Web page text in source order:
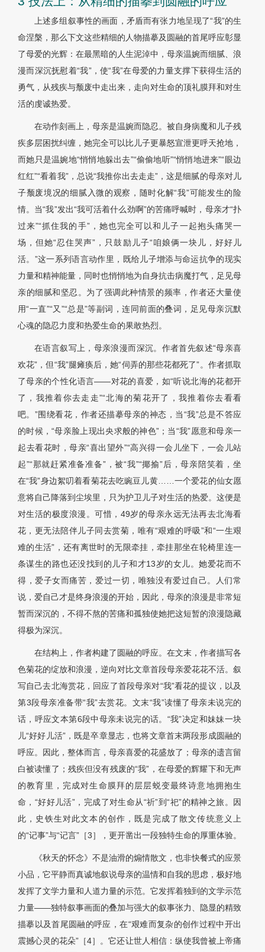
上述多组叙事性的画面，矛盾而有张力地呈现了“我”的生
命涅槃，那么下文这些精细的人物描摹及圆融的首尾呼应彰显
了母爱的光辉：在最黑暗的人生泥淖中，母亲温婉而细腻、浪
漫而深沉抚慰着“我”，使“我”在母爱的力量支撑下获得生活的
勇气，从残疾与颓废中走出来，走向对生命的顶礼膜拜和对生
活的虔诚热爱。
在动作刻画上，母亲是温婉而隐忍。被自身病魔和儿子残
疾多层困扰纠缠，她完全可以比儿子更暴怒宣泄更呼天抢地，
而她只是温婉地“悄悄地躲出去”“偷偷地听”“悄悄地进来”“眼边
红红”“看着我”，总说“我推你出去走走”，这是细腻的母亲对儿
子颓废境况的细腻入微的观察，随时化解“我”可能发生的险
情。当“我”发出“我可活着什么劲啊”的苦痛呼喊时，母亲才“扑
过来”“抓住我的手”，她也完全可以和儿子一起抱头痛哭一
场，但她“忍住哭声”，只鼓励儿子“咱娘俩一块儿，好好儿
活。”这一系列语言动作里，既给儿子增添与命运抗争的现实
力量和精神能量，同时也悄悄地为自身抗击病魔打气，足见母
亲的细腻和坚忍。为了强调此种情景的频率，作者还大量使
用“一直”“又”“总是”等副词，连同前面的叠词，足见母亲沉默
心魂的隐忍力度和热爱生命的果敢热烈。
在语言叙写上，母亲浪漫而深沉。作者首先叙述“母亲喜
欢花”，但“我”腿瘫痪后，她“伺弄的那些花都死了”。作者抓取
了母亲的个性化语言——对花的喜爱，如“听说北海的花都开
了，我推着你去走走”“北海的菊花开了，我推着你去看看
吧。”围绕看花，作者还描摹母亲的神态，当“我”总是不答应
的时候，“母亲脸上现出央求般的神色”；当“我”愿意和母亲一
起去看花时，母亲“喜出望外”“高兴得一会儿坐下，一会儿站
起”“那就赶紧准备准备”，被“我”“揶揄”后，母亲陪笑着，坐
在“我”身边絮叨着看菊花去吃豌豆儿黄……一个爱花的仙女愿
意将自己降落到尘埃里，只为护卫儿子对生活的热爱。这便是
对生活的极度浪漫。可惜，49岁的母亲永远无法再去北海看
花，更无法陪伴儿子同去赏菊，唯有“艰难的呼吸”和“一生艰
难的生活”，还有离世时的无限牵挂，牵挂那坐在轮椅里连一
条谋生的路也还没找到的儿子和才13岁的女儿。她爱花而不
得，爱子女而痛苦，爱过一切，唯独没有爱过自己。人们常
说，爱自己才是终身浪漫的开始，因此，母亲的浪漫是非常短
暂而深沉的，不得不熬的苦痛和孤独使她把这短暂的浪漫隐藏
得极为深沉。
在结构上，作者构建了圆融的呼应。在文末，作者描写各
色菊花的绽放和浪漫，逆向对比文章首段母亲爱花花不活。叙
写自己去北海赏花，回应了首段母亲对“我”看花的提议，以及
第3段母亲准备带“我”去赏花。文末“我”读懂了母亲未说完的
话，呼应文本第6段中母亲未说完的话。“我”决定和妹妹一块
儿“好好儿活”，既是卒章显志，也将文章首末两段形成圆融的
呼应。因此，整体而言，母亲喜爱的花盛放了；母亲的遗言留
白被读懂了；残疾但没有残废的“我”，在母爱的辉耀下和无声
的教育里，完成对生命膜拜的层层蜕变最终诗意地拥抱生
命，“好好儿活”，完成了对生命从“祈”到“祀”的精神之旅。因
此，史铁生对此文本的创作，既是完成了散文传统意义上
的“记事”与“记言”［3］，更开凿出一段独特生命的厚重体验。
《秋天的怀念》不是油滑的煽情散文，也非快餐式的应景
小品，它平静而真诚地叙说母亲的温情和自我的思虑，极好地
发挥了文学力量和人道力量的示范。它发挥着独到的文学示范
力量——独特叙事画面的叠加与强大的叙事张力、隐显的精致
描摹以及首尾圆融的呼应，在“艰难而复杂的创作过程中开出
震撼心灵的花朵”［4］。它还让世人相信：纵使我曾被上帝痛